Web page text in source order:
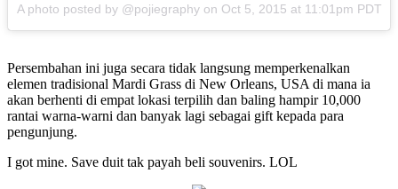
A photo posted by @pojiegraphy on Oct 5, 2015 at 11:01pm PDT
Persembahan ini juga secara tidak langsung memperkenalkan
elemen tradisional Mardi Grass di New Orleans, USA di mana ia
akan berhenti di empat lokasi terpilih dan baling hampir 10,000
rantai warna-warni dan banyak lagi sebagai gift kepada para
pengunjung.
I got mine. Save duit tak payah beli souvenirs. LOL